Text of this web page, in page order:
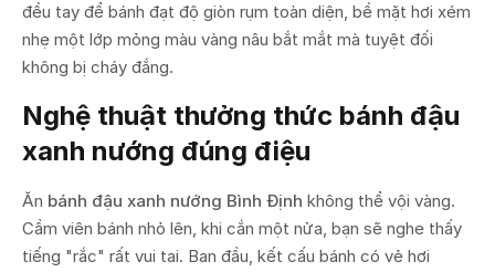
đều tay để bánh đạt độ giòn rụm toàn diện, bề mặt hơi xém
nhẹ một lớp mỏng màu vàng nâu bắt mắt mà tuyệt đối
không bị cháy đắng.
Nghệ thuật thưởng thức bánh đậu
xanh nướng đúng điệu
Ăn bánh đậu xanh nướng Bình Định không thể vội vàng.
Cầm viên bánh nhỏ lên, khi cắn một nửa, bạn sẽ nghe thấy
tiếng "rắc" rất vui tai. Ban đầu, kết cấu bánh có vẻ hơi